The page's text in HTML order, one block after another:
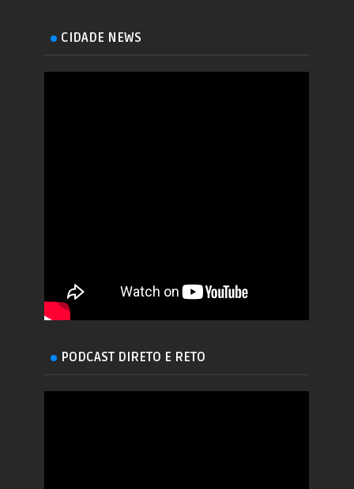
CIDADE NEWS
PODCAST DIRETO E RETO